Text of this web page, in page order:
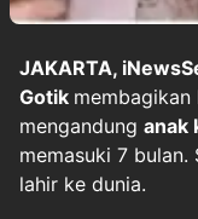
JAKARTA,
Gotik membagikan
mengandung anak
memasuki 7
lahir ke dunia.